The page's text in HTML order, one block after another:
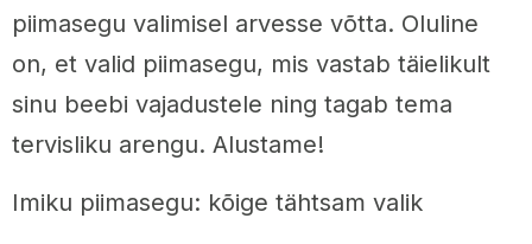
piimasegu valimisel arvesse võtta. Oluline
on, et valid piimasegu, mis vastab täielikult
sinu beebi vajadustele ning tagab tema
tervisliku arengu. Alustame!
Imiku piimasegu: kõige tähtsam valik